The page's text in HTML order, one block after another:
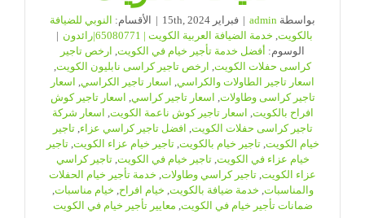
بواسطة admin
| فبراير 15th, 2024 | الأقسام: النوبي للضيافة
بالكويت, خدمة الضيافة العربية الكويت | 65080771|رائدون
|
الوسوم: أفضل خدمة تأجير خيام في الكويت, ارخص تاجير
كراسى حفلات الكويت, ارخص تاجير كراسى نابليون الكويت,
اسعار تاجير الطاولات والكراسي, اسعار تاجير الكراسي, اسعار
تاجير كراسى وطاولات, اسعار تاجير كراسي, اسعار تاجير كوش
افراح بالكويت, اسعار تاجير كوش ناعمة الكويت, اسعار شركة
تاجير كراسى حفلات الكويت, افضل تاجير كراسي عزاء,تاجير
خيام الكويت,تاجير خيام بالكويت,تاجير خيام عزاء الكويت,تاجير
خيام عزاء في الكويت,تاجير خيام في الكويت,تاجير كراسي
عزاء الكويت, تاجير كراسي وطاولات, خدمة تأجير خيام الحفلات
والمناسبات, خدمة ضيافة بالكويت, خيام افراح, خيام مناسبات,
ضمانات تأجير خيام في الكويت, معايير تأجير خيام في الكويت